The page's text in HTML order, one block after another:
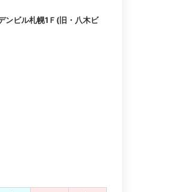
ンビル札幌1Ｆ(旧・八木ビ